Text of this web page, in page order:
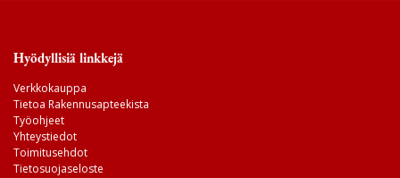
Hyödyllisiä linkkejä
Verkkokauppa
Tietoa Rakennusapteekista
Työohjeet
Yhteystiedot
Toimitusehdot
Tietosuojaseloste